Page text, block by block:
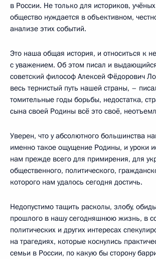
в России. Не только для историков,
общество нуждается в объективном,
анализе этих событий.
Это наша общая история, и относиться к
с уважением. Об этом писал и
советский философ Алексей Фёдорович
весь тернистый путь нашей страны, –
томительные годы борьбы, недостатка,
сына своей Родины всё это своё,
Уверен, что у абсолютного большинства
именно такое ощущение Родины, и уроки
нам прежде всего для примирения, для
общественного, политического,
которого нам удалось сегодня достичь.
Недопустимо тащить расколы, злобу,
прошлого в нашу сегодняшнюю жизнь, в
политических и других интересах
на трагедиях, которые коснулись
семьи в России, по какую бы сторону